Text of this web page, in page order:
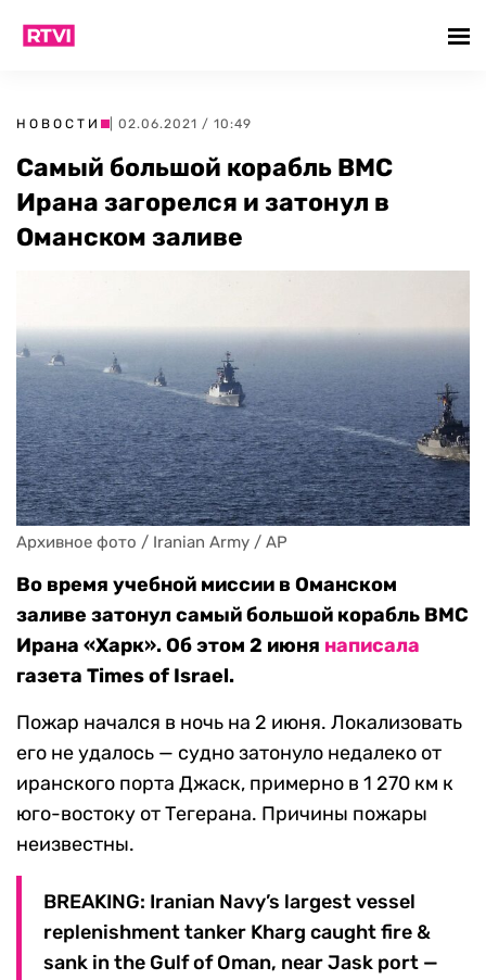
НОВОСТИ | 02.06.2021 / 10:49
Самый большой корабль ВМС
Ирана загорелся и затонул в
Оманском заливе
Архивное фото / Iranian Army / AP
Во время учебной миссии в Оманском
заливе затонул самый большой корабль ВМС
Ирана «Харк». Об этом 2 июня написала
газета Times of Israel.
Пожар начался в ночь на 2 июня. Локализовать
его не удалось — судно затонуло недалеко от
иранского порта Джаск, примерно в 1 270 км к
юго-востоку от Тегерана. Причины пожары
неизвестны.
BREAKING: Iranian Navy’s largest vessel
replenishment tanker Kharg caught fire &
sank in the Gulf of Oman, near Jask port —